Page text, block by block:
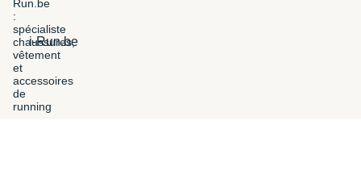
i-Run.be